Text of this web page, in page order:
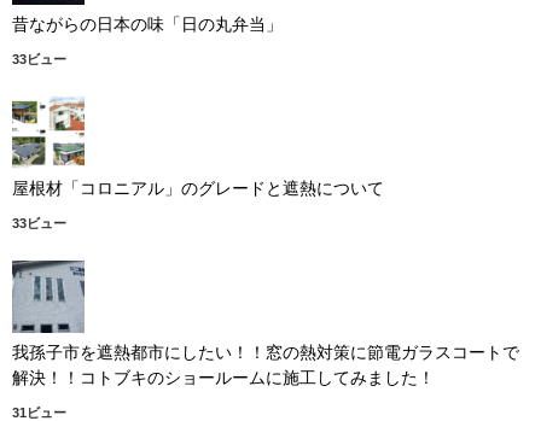
昔ながらの日本の味「日の丸弁当」
33ビュー
屋根材「コロニアル」のグレードと遮熱について
33ビュー
我孫子市を遮熱都市にしたい！！窓の熱対策に節電ガラスコートで
解決！！コトブキのショールームに施工してみました！
31ビュー